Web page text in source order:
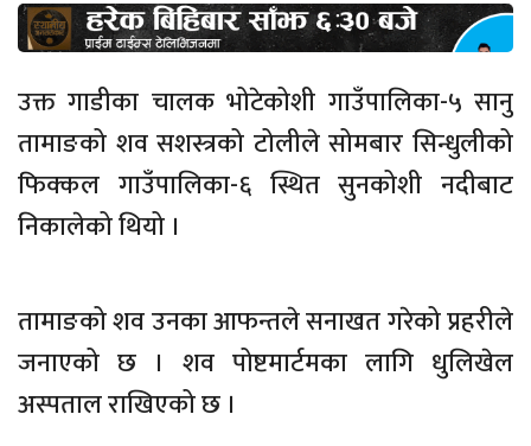
उक्त गाडीका चालक भोटेकोशी गाउँपालिका-५ सानु
तामाङको शव सशस्त्रको टोलीले सोमबार सिन्धुलीको
फिक्कल गाउँपालिका-६ स्थित सुनकोशी नदीबाट
निकालेको थियो ।
तामाङको शव उनका आफन्तले सनाखत गरेको प्रहरीले
जनाएको छ । शव पोष्टमार्टमका लागि धुलिखेल
अस्पताल राखिएको छ ।